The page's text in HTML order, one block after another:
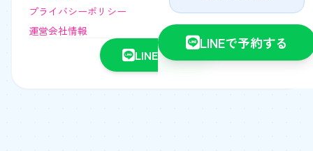
LINEで予約する
プライバシーポリシー
運営会社情報
LINEで相談